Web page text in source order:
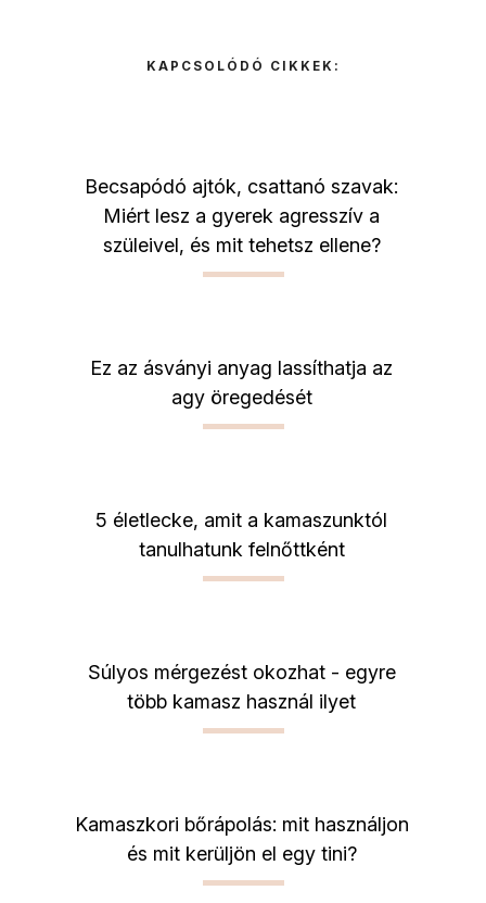
KAPCSOLÓDÓ CIKKEK:
Becsapódó ajtók, csattanó szavak:
Miért lesz a gyerek agresszív a
szüleivel, és mit tehetsz ellene?
Ez az ásványi anyag lassíthatja az
agy öregedését
5 életlecke, amit a kamaszunktól
tanulhatunk felnőttként
Súlyos mérgezést okozhat - egyre
több kamasz használ ilyet
Kamaszkori bőrápolás: mit használjon
és mit kerüljön el egy tini?